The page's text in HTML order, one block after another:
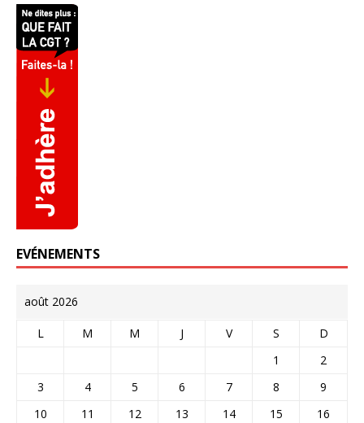
EVÉNEMENTS
août 2026
L M M J V S
D
1
2
3
4 5 6 7 8
9
10
11 12 13 14 15 16